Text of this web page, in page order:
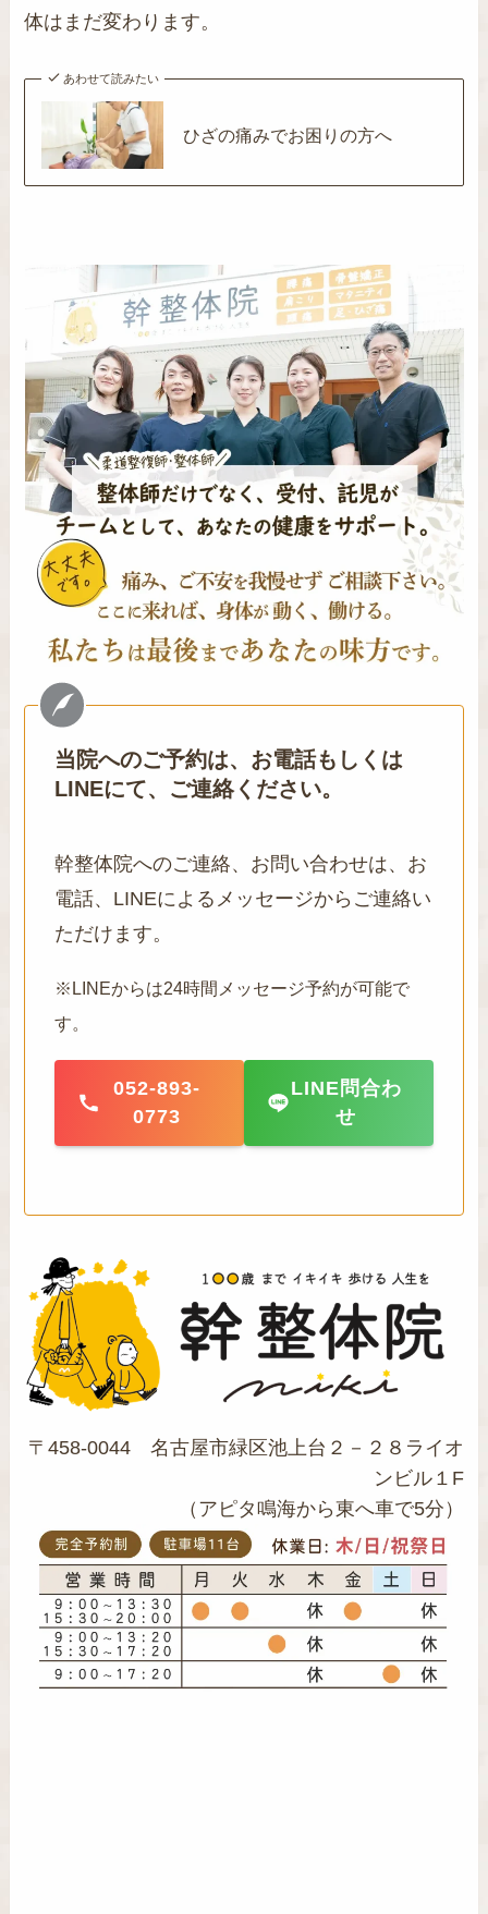
体はまだ変わります。
あわせて読みたい
ひざの痛みでお困りの方へ
当院へのご予約は、お電話もしくは
LINEにて、ご連絡ください。
幹整体院へのご連絡、お問い合わせは、お
電話、LINEによるメッセージからご連絡い
ただけます。
※LINEからは24時間メッセージ予約が可能で
す。
052-893-
0773
LINE問合わ
せ
〒458-0044 名古屋市緑区池上台２－２８ライオ
ンビル１F
（アピタ鳴海から東へ車で5分）